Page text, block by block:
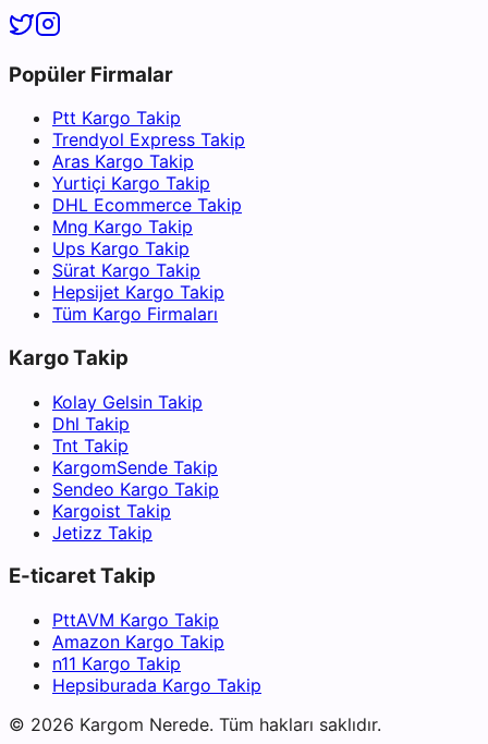
Popüler Firmalar
Ptt Kargo Takip
Trendyol Express Takip
Aras Kargo Takip
Yurtiçi Kargo Takip
DHL Ecommerce Takip
Mng Kargo Takip
Ups Kargo Takip
Sürat Kargo Takip
Hepsijet Kargo Takip
Tüm Kargo Firmaları
Kargo Takip
Kolay Gelsin Takip
Dhl Takip
Tnt Takip
KargomSende Takip
Sendeo Kargo Takip
Kargoist Takip
Jetizz Takip
E-ticaret Takip
PttAVM Kargo Takip
Amazon Kargo Takip
n11 Kargo Takip
Hepsiburada Kargo Takip
© 2026 Kargom Nerede. Tüm hakları saklıdır.